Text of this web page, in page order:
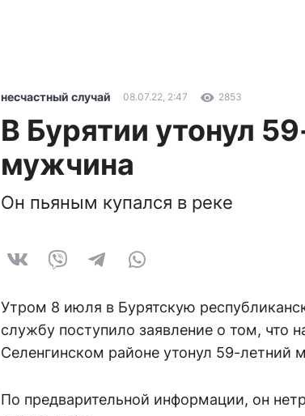
несчастный случай 08.07.22, 2:47 2853
В Бурятии утонул
мужчина
Он пьяным купался в реке
Утром 8 июля в Бурятскую
службу поступило заявление о том, что
Селенгинском районе утонул 59-летний
По предварительной информации, он